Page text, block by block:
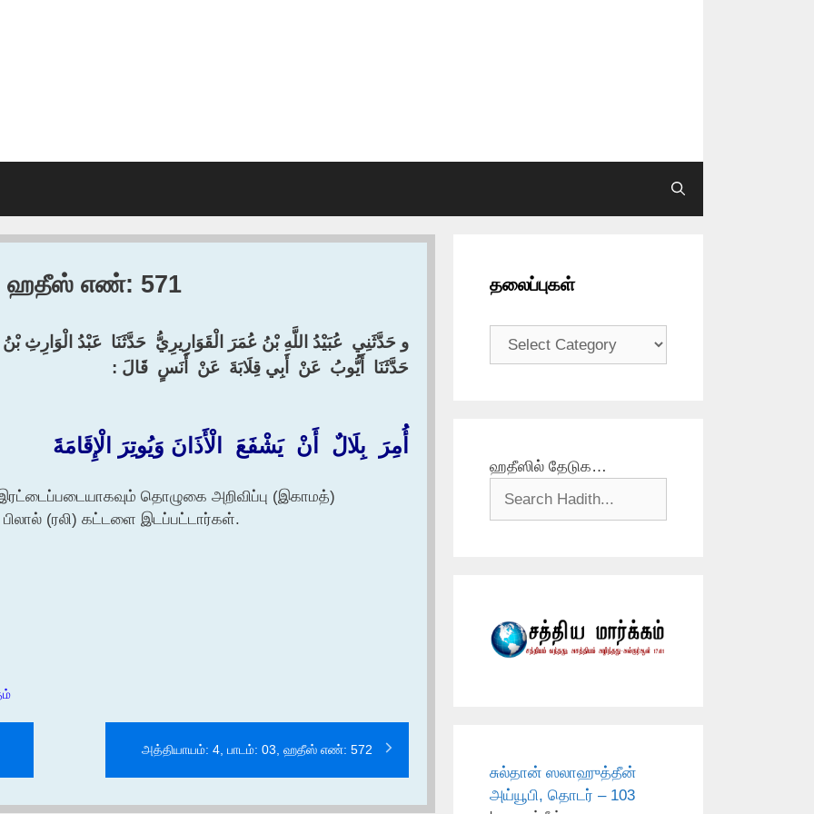
ஹதீஸ் எண்: 571
و حَدَّثَنِي ‏ ‏عُبَيْدُ اللَّهِ بْنُ عُمَرَ الْقَوَارِيرِيُّ ‏ ‏حَدَّثَنَا ‏ ‏عَبْدُ الْوَارِثِ
حَدَّثَنَا ‏ ‏أَيُّوبُ ‏ ‏عَنْ ‏ ‏أَبِي قِلَابَةَ ‏ ‏عَنْ ‏ ‏أَنَسٍ ‏ ‏قَالَ ‏:‏
أُمِرَ ‏ ‏بِلَالٌ ‏ ‏أَنْ ‏ ‏يَشْفَعَ ‏ ‏الْأَذَانَ وَيُوتِرَ الْإِقَامَةَ ‏
தொழுகை அறிவிப்பு (இகாமத்)
(ரலி) கட்டளை இடப்பட்டார்கள்.
அத்தியாயம்: 4, பாடம்: 03, ஹதீஸ் எண்: 572
தலைப்புகள்
தலைப்புகள்
ஹதீஸில் தேடுக…
சுல்தான் ஸலாஹுத்தீன்
அய்யூபி, தொடர் – 103